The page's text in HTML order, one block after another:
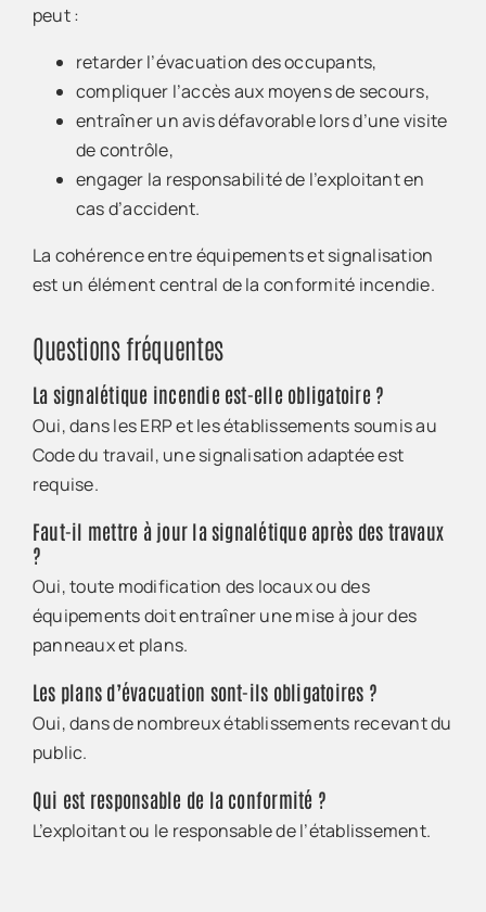
peut :
retarder l’évacuation des occupants,
compliquer l’accès aux moyens de secours,
entraîner un avis défavorable lors d’une visite
de contrôle,
engager la responsabilité de l’exploitant en
cas d’accident.
La cohérence entre équipements et signalisation
est un élément central de la conformité incendie.
Questions fréquentes
La signalétique incendie est-elle obligatoire ?
Oui, dans les ERP et les établissements soumis au
Code du travail, une signalisation adaptée est
requise.
Faut-il mettre à jour la signalétique après des travaux
?
Oui, toute modification des locaux ou des
équipements doit entraîner une mise à jour des
panneaux et plans.
Les plans d’évacuation sont-ils obligatoires ?
Oui, dans de nombreux établissements recevant du
public.
Qui est responsable de la conformité ?
L’exploitant ou le responsable de l’établissement.